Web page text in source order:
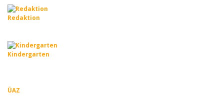
Redaktion
Kindergarten
ÜAZ